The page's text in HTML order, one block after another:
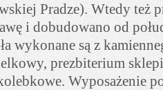
Pradze). Wtedy też
i dobudowano od
wykonane są z
prezbiterium
Wyposażenie